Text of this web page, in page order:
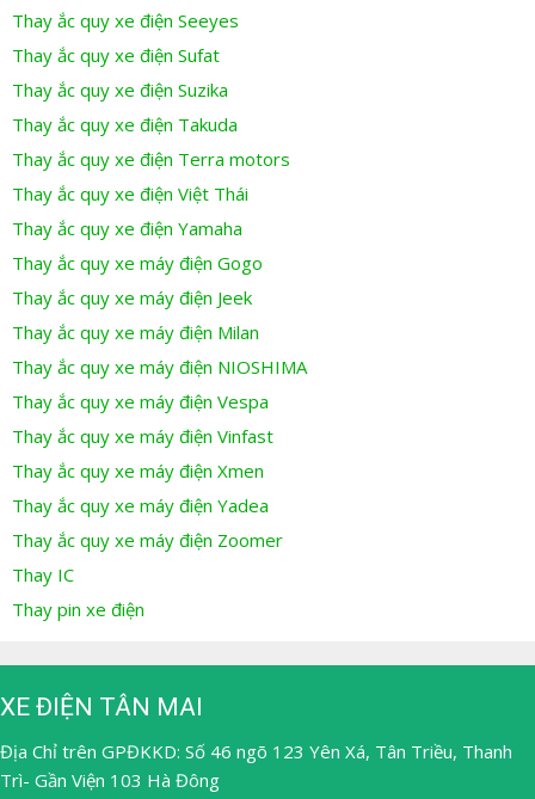
Thay ắc quy xe điện Seeyes
Thay ắc quy xe điện Sufat
Thay ắc quy xe điện Suzika
Thay ắc quy xe điện Takuda
Thay ắc quy xe điện Terra motors
Thay ắc quy xe điện Việt Thái
Thay ắc quy xe điện Yamaha
Thay ắc quy xe máy điện Gogo
Thay ắc quy xe máy điện Jeek
Thay ắc quy xe máy điện Milan
Thay ắc quy xe máy điện NIOSHIMA
Thay ắc quy xe máy điện Vespa
Thay ắc quy xe máy điện Vinfast
Thay ắc quy xe máy điện Xmen
Thay ắc quy xe máy điện Yadea
Thay ắc quy xe máy điện Zoomer
Thay IC
Thay pin xe điện
XE ĐIỆN TÂN MAI
Địa Chỉ trên GPĐKKD: Số 46 ngõ 123 Yên Xá, Tân Triều, Thanh
Trì- Gần Viện 103 Hà Đông